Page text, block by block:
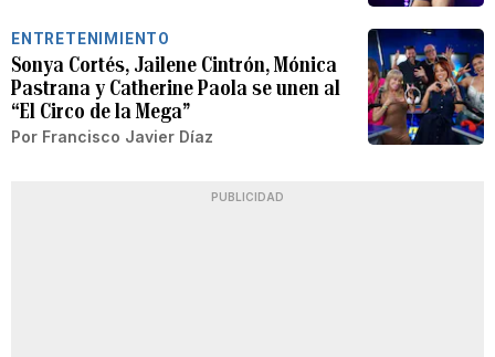
ENTRETENIMIENTO
Sonya Cortés, Jailene Cintrón, Mónica
Pastrana y Catherine Paola se unen al
“El Circo de la Mega”
Por Francisco Javier Díaz
PUBLICIDAD